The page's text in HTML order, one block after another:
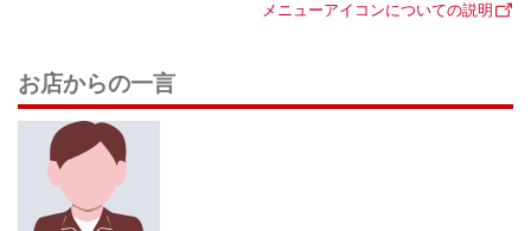
メニューアイコンについての説明
お店からの一言